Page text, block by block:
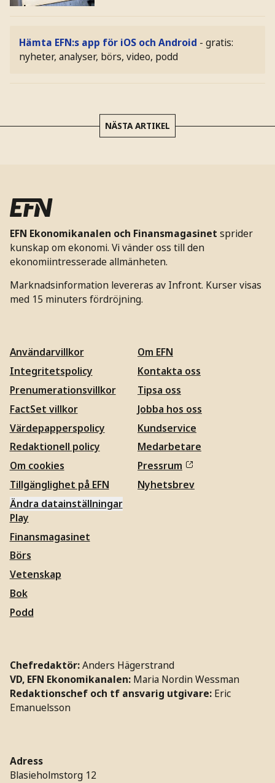
Hämta EFN:s app för iOS och Android - gratis:
nyheter, analyser, börs, video, podd
NÄSTA ARTIKEL
EFN Ekonomikanalen och Finansmagasinet sprider
kunskap om ekonomi. Vi vänder oss till den
ekonomiintresserade allmänheten.
Marknadsinformation levereras av Infront. Kurser visas
med 15 minuters fördröjning.
Användarvillkor
Integritetspolicy
Prenumerationsvillkor
FactSet villkor
Värdepapperspolicy
Redaktionell policy
Om cookies
Tillgänglighet på EFN
Ändra datainställningar
Om EFN
Kontakta oss
Tipsa oss
Jobba hos oss
Kundservice
Medarbetare
Pressrum
Nyhetsbrev
Play
Finansmagasinet
Börs
Vetenskap
Bok
Podd
Chefredaktör:Anders Hägerstrand
VD, EFN Ekonomikanalen: Maria Nordin Wessman
Redaktionschef och tf ansvarig utgivare: Eric
Emanuelsson
Adress
Blasieholmstorg 12